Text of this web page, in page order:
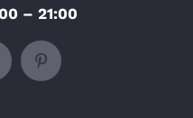
– 21:00